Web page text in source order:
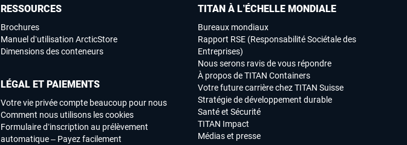
TITAN À L’ÉCHELLE MONDIALE
Bureaux mondiaux
Rapport RSE (Responsabilité Sociétale des
Entreprises)
Nous serons ravis de vous répondre
À propos de TITAN Containers
Votre future carrière chez TITAN Suisse
Stratégie de développement durable
Santé et Sécurité
TITAN Impact
Médias et presse
RESSOURCES
Brochures
Manuel d’utilisation ArcticStore
Dimensions des conteneurs
LÉGAL ET PAIEMENTS
Votre vie privée compte beaucoup pour nous
Comment nous utilisons les cookies
Formulaire d’inscription au prélèvement
automatique – Payez facilement